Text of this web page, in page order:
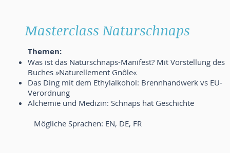
Masterclass Naturschnaps
Themen:
Was ist das Naturschnaps-Manifest? Mit Vorstellung des
Buches »Naturellement Gnôle«
Das Ding mit dem Ethylalkohol: Brennhandwerk vs EU-
Verordnung
Alchemie und Medizin: Schnaps hat Geschichte
Mögliche Sprachen: EN, DE, FR